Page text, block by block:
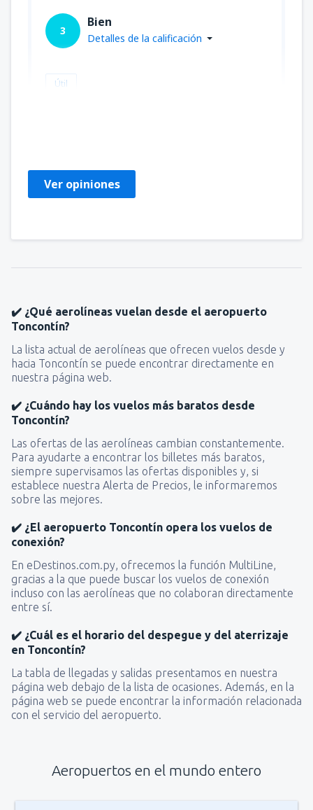
3
Bien
Detalles de la calificación
Útil
Ver opiniones
✔️ ¿Qué aerolíneas vuelan desde el aeropuerto
Toncontín?
La lista actual de aerolíneas que ofrecen vuelos desde y
hacia Toncontín se puede encontrar directamente en
nuestra página web.
✔️ ¿Cuándo hay los vuelos más baratos desde
Toncontín?
Las ofertas de las aerolíneas cambian constantemente.
Para ayudarte a encontrar los billetes más baratos,
siempre supervisamos las ofertas disponibles y, si
establece nuestra Alerta de Precios, le informaremos
sobre las mejores.
✔️ ¿El aeropuerto Toncontín opera los vuelos de
conexión?
En eDestinos.com.py, ofrecemos la función MultiLine,
gracias a la que puede buscar los vuelos de conexión
incluso con las aerolíneas que no colaboran directamente
entre sí.
✔️ ¿Cuál es el horario del despegue y del aterrizaje
en Toncontín?
La tabla de llegadas y salidas presentamos en nuestra
página web debajo de la lista de ocasiones. Además, en la
página web se puede encontrar la información relacionada
con el servicio del aeropuerto.
Aeropuertos en el mundo entero